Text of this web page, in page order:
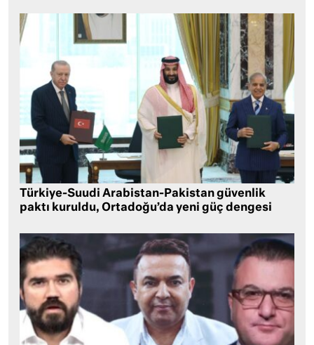
Türkiye-Suudi Arabistan-Pakistan güvenlik
paktı kuruldu, Ortadoğu’da yeni güç dengesi